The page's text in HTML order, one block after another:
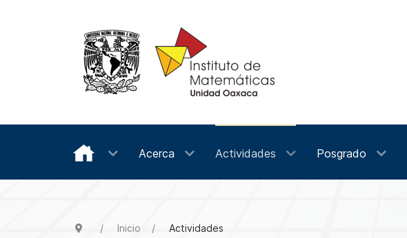
Acerca Actividades Posgrado
Inicio Actividades